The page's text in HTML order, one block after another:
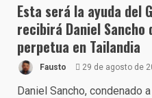
Esta será la ayuda del
recibirá Daniel Sancho
perpetua en Tailandia
Fausto 29 de agosto de
Daniel Sancho, condenado